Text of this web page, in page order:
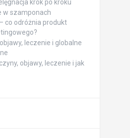
krok po kroku
w szamponach
co odróżnia produkt
leczenie i globalne
objawy, leczenie i jak